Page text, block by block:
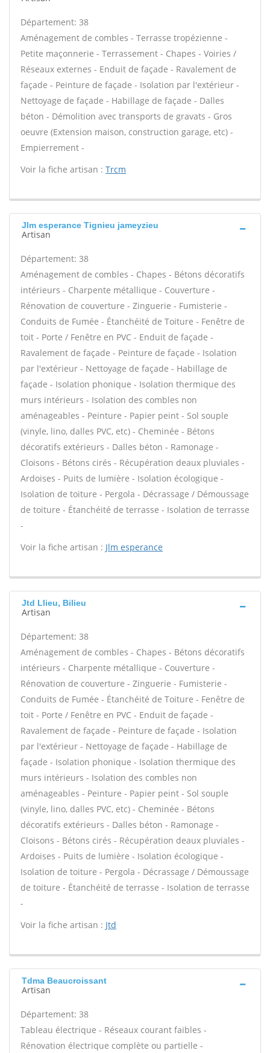
Département: 38
Aménagement de combles - Terrasse tropézienne -
Petite maçonnerie - Terrassement - Chapes - Voiries /
Réseaux externes - Enduit de façade - Ravalement de
façade - Peinture de façade - Isolation par l'extérieur -
Nettoyage de façade - Habillage de façade - Dalles
béton - Démolition avec transports de gravats - Gros
oeuvre (Extension maison, construction garage, etc) -
Empierrement -
Voir la fiche artisan : Trcm
Jlm esperance Tignieu jameyzieu
Artisan
Département: 38
Aménagement de combles - Chapes - Bétons décoratifs
intérieurs - Charpente métallique - Couverture -
Rénovation de couverture - Zinguerie - Fumisterie -
Conduits de Fumée - Étanchéité de Toiture - Fenêtre de
toit - Porte / Fenêtre en PVC - Enduit de façade -
Ravalement de façade - Peinture de façade - Isolation
par l'extérieur - Nettoyage de façade - Habillage de
façade - Isolation phonique - Isolation thermique des
murs intérieurs - Isolation des combles non
aménageables - Peinture - Papier peint - Sol souple
(vinyle, lino, dalles PVC, etc) - Cheminée - Bétons
décoratifs extérieurs - Dalles béton - Ramonage -
Cloisons - Bétons cirés - Récupération deaux pluviales -
Ardoises - Puits de lumière - Isolation écologique -
Isolation de toiture - Pergola - Décrassage / Démoussage
de toiture - Étanchéité de terrasse - Isolation de terrasse
-
Voir la fiche artisan : Jlm esperance
Jtd Llieu, Bilieu
Artisan
Département: 38
Aménagement de combles - Chapes - Bétons décoratifs
intérieurs - Charpente métallique - Couverture -
Rénovation de couverture - Zinguerie - Fumisterie -
Conduits de Fumée - Étanchéité de Toiture - Fenêtre de
toit - Porte / Fenêtre en PVC - Enduit de façade -
Ravalement de façade - Peinture de façade - Isolation
par l'extérieur - Nettoyage de façade - Habillage de
façade - Isolation phonique - Isolation thermique des
murs intérieurs - Isolation des combles non
aménageables - Peinture - Papier peint - Sol souple
(vinyle, lino, dalles PVC, etc) - Cheminée - Bétons
décoratifs extérieurs - Dalles béton - Ramonage -
Cloisons - Bétons cirés - Récupération deaux pluviales -
Ardoises - Puits de lumière - Isolation écologique -
Isolation de toiture - Pergola - Décrassage / Démoussage
de toiture - Étanchéité de terrasse - Isolation de terrasse
-
Voir la fiche artisan : Jtd
Tdma Beaucroissant
Artisan
Département: 38
Tableau électrique - Réseaux courant faibles -
Rénovation électrique complète ou partielle -